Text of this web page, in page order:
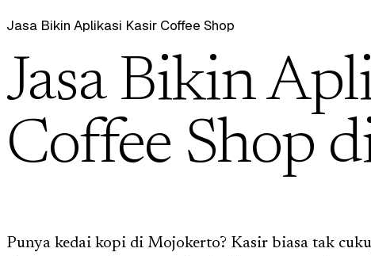
Jasa Bikin Aplikasi Kasir Coffee Shop
Jasa Bikin
Coffee Shop
Punya kedai kopi di Mojokerto? Kasir biasa tak